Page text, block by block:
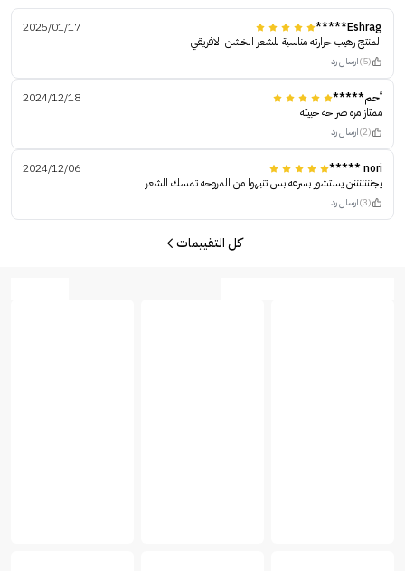
Eshrag*****
2025/01/17
المنتج رهيب حرارته مناسبة للشعر الخشن الافريقي
(5) ارسال رد
أحم*****
2024/12/18
ممتاز مره صراحه حبيته
(2) ارسال رد
nori *****
2024/12/06
يجنننننننن يستشور بسرعه بس تنبهوا من المروحه تمسك الشعر
(3) ارسال رد
كل التقييمات